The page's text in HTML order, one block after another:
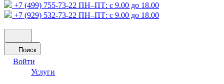
+7 (499) 755-73-22 ПН–ПТ: с 9.00 до 18.00
+7 (929) 532-73-22 ПН–ПТ: с 9.00 до 18.00
Поиск
Войти
Услуги